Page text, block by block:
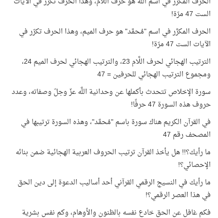
الست 47 مرّة!
الحرف المكرَّر في اسم "مُحمَّد" هو حرف الميم، وهذا الحرف تكرّر في
الآيات الست 47 مرّة!
الترتيب الهجائي لحرف اللَّام 23، والترتيب الهجائي لحرف الميم 24،
ومجموع الترتيب الهجائي للحرفين = 47
سورة الإخلاص تتحدث بأكملها عن وحدانية اللَّه عزّ وجلّ وصفاته، وعدد
حروف هذه السورة 47 حرفًا!
في القرآن الكريم هناك سورة باسم "مُحمَّد"، وهذه السورة ترتيبها في
المصحف رقم 47
ما رأيك؟!! هل يأخذ القرآن ترتيب الحروف العربية الهجائية ضمن بنائه
الإحصائي؟!
ما رأيك في النسيج الرقمي القرآني أحد أساليب الدعوة إلى دين الحق
في هذا العصر الرقمي؟!
فكم غافل عن الحق خادع نفسه بالظنون والأوهام، وكم نفس بشرية